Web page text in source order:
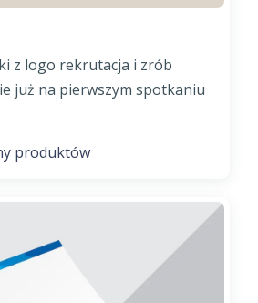
z logo rekrutacja i zrób
już na pierwszym spotkaniu
produktów